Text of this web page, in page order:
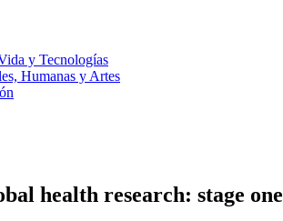
y Tecnologías
Humanas y Artes
health research: stage one